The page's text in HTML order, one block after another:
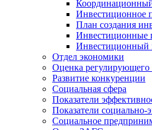
Инвестиционное
План создания
Инвестиционные
Инвестиционный
Отдел экономики
Оценка регулирующего
Развитие конкуренции
Социальная сфера
Показатели
Показатели социально-
Социальное